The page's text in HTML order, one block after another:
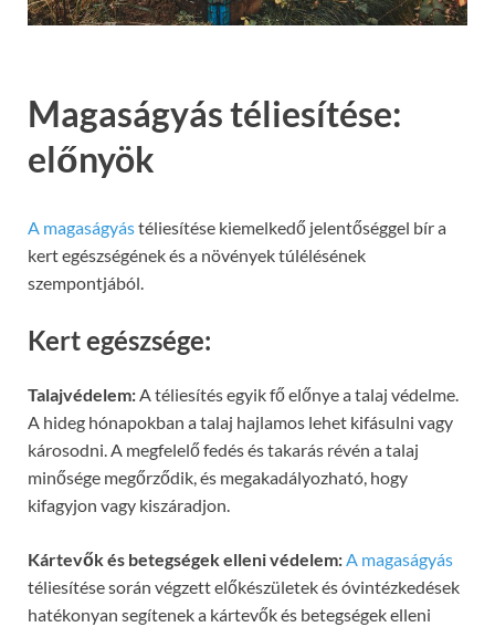
Magaságyás téliesítése:
előnyök
A magaságyástéliesítése kiemelkedő jelentőséggel bír a
kert egészségének és a növények túlélésének
szempontjából.
Kert egészsége:
Talajvédelem:A téliesítés egyik fő előnye a talaj védelme.
A hideg hónapokban a talaj hajlamos lehet kifásulni vagy
károsodni. A megfelelő fedés és takarás révén a talaj
minősége megőrződik, és megakadályozható, hogy
kifagyjon vagy kiszáradjon.
Kártevők és betegségek elleni védelem:A magaságyás
téliesítése során végzett előkészületek és óvintézkedések
hatékonyan segítenek a kártevők és betegségek elleni